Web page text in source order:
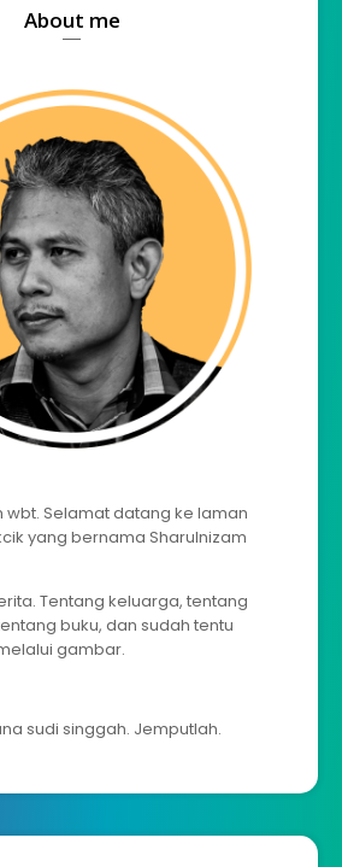
About me
wbt. Selamat datang ke laman
yang bernama Sharulnizam
Tentang keluarga, tentang
buku, dan sudah tentu
gambar.
sudi singgah. Jemputlah.